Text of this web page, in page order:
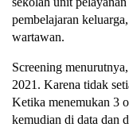
pembelajaran
wartawan.
Screening
2021. Karena tidak
Ketika menemukan 3
kemudian di data dan